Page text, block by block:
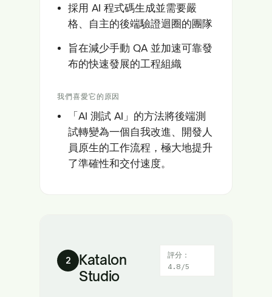
採用 AI 程式碼生成並需要嚴
格、自主的後端驗證迴圈的團隊
旨在減少手動 QA 並加速可靠發
布的快速發展的工程組織
我們喜愛它的原因
「AI 測試 AI」的方法將後端測
試轉變為一個自我改進、開發人
員原生的工作流程，極大地提升
了準確性和交付速度。
2
Katalon
Studio
評分：
4.8/5